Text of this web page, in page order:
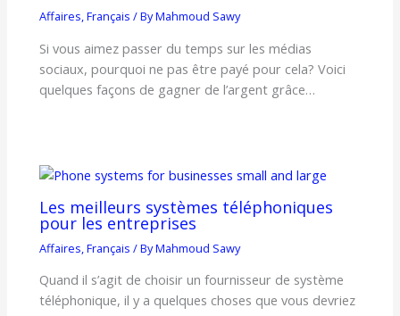
Affaires,Français / ByMahmoud Sawy
Si vous aimez passer du temps sur les médias
sociaux, pourquoi ne pas être payé pour cela? Voici
quelques façons de gagner de l’argent grâce…
Les meilleurs systèmes téléphoniques
pour les entreprises
Affaires,Français / ByMahmoud Sawy
Quand il s’agit de choisir un fournisseur de système
téléphonique, il y a quelques choses que vous devriez